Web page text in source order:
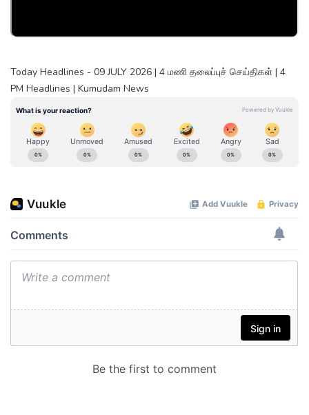
Today Headlines - 09 JULY 2026 | 4 மணி தலைப்புச் செய்திகள் | 4
PM Headlines | Kumudam News